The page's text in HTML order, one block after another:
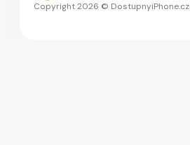
Copyright 2026 © DostupnyiPhone.cz